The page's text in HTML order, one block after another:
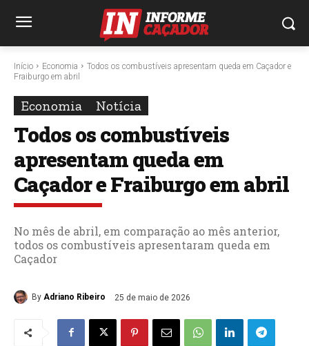
Início Economia
Todos os combustíveis apresentam queda em Caçador e
Fraiburgo em abril
Economia Notícia
Todos os combustíveis
apresentam queda em
Caçador e Fraiburgo em abril
No mês de abril, em comparação ao mês anterior,
todos os combustíveis apresentaram queda em
Caçador
By Adriano Ribeiro 25 de maio de 2026